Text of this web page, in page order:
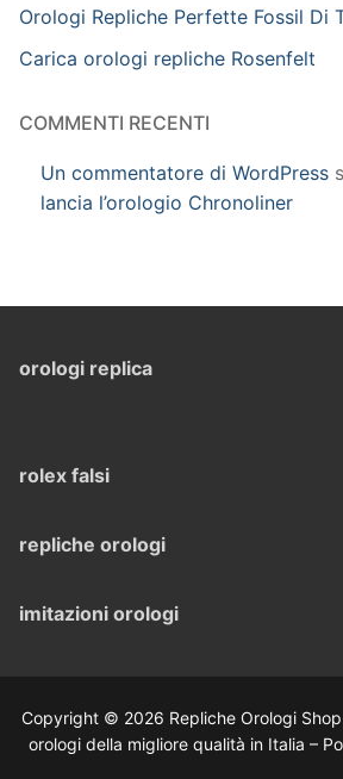
Orologi Repliche Perfette Fossil Di
Carica orologi repliche Rosenfelt
COMMENTI RECENTI
Un commentatore di WordPress
lancia l’orologio Chronoliner
orologi replica
rolex falsi
repliche orologi
imitazioni orologi
Copyright © 2026 Repliche Orologi
orologi della migliore qualità in Italia –